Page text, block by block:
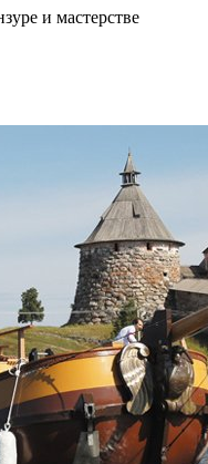
и мастерстве